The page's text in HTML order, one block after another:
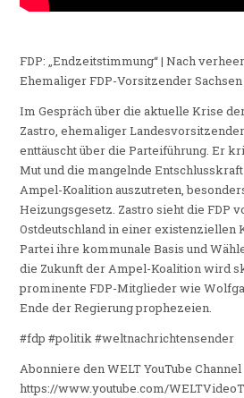
FDP: „Endzeitstimmung“ | Nach
Ehemaliger FDP-Vorsitzender Sachsen
Im Gespräch über die aktuelle Krise
Zastro, ehemaliger Landesvorsitzender
enttäuscht über die Parteiführung. Er
Mut und die mangelnde Entschlusskraft
Ampel-Koalition auszutreten,
Heizungsgesetz. Zastro sieht die FDP
Ostdeutschland in einer existenziellen
Partei ihre kommunale Basis und
die Zukunft der Ampel-Koalition wird
prominente FDP-Mitglieder wie
Ende der Regierung prophezeien.
#fdp #politik #weltnachrichtensender
Abonniere den WELT YouTube Channel
https://www.youtube.com/